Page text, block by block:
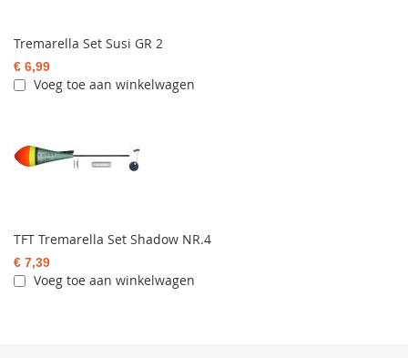
Tremarella Set Susi GR 2
€ 6,99
Voeg toe aan winkelwagen
TFT Tremarella Set Shadow NR.4
€ 7,39
Voeg toe aan winkelwagen